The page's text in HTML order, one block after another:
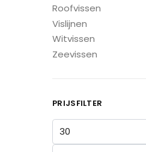
Roofvissen
Vislijnen
Witvissen
Zeevissen
PRIJSFILTER